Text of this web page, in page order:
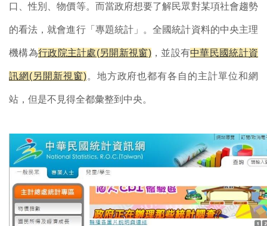
口、性別、物價等。而當政府想要了解民眾對某項社會趨勢
的看法，就會進行「專題統計」。全國統計資料的中央主理
機構為行政院主計處(另開新視窗)，並設有中華民國統計資
訊網(另開新視窗)。地方政府也都有各自的主計單位和網
站，但是不見得全都彙整到中央。